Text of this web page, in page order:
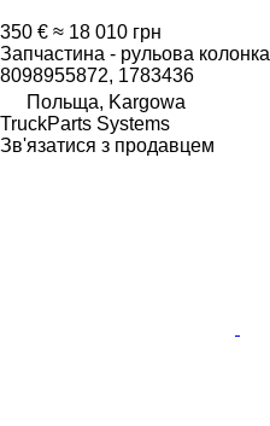
350 € ≈ 18 010 грн
Запчастина - рульова колонка
8098955872, 1783436
Польща, Kargowa
TruckParts Systems
Зв'язатися з продавцем